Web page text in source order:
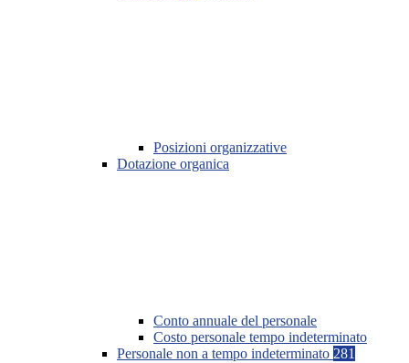
Posizioni organizzative
Dotazione organica
Conto annuale del personale
Costo personale tempo indeterminato
Personale non a tempo indeterminato 281